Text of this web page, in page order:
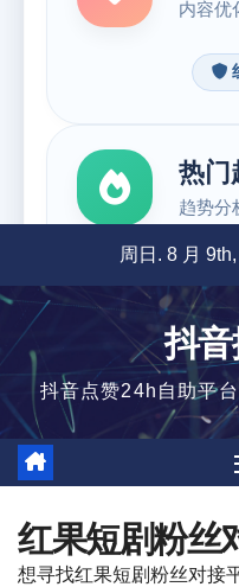
内
容
周日. 8 月
抖
抖音点赞24h自助平
红果短剧粉丝
想寻找红果短剧粉丝对接